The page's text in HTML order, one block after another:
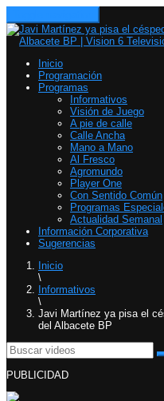
Inicio
Programación
Programas
Informativos
Visión de Juego
A pie de calle
Calle Ancha
Mano a Mano
Al Fresco
Agromundo
Player One
Con Sentido Común
Programas
Actualidad Semanal
Información Corporativa
Sugerencias
Inicio
\
Informativos
\
Javi Martínez ya pisa el
del Albacete BP
PUBLICIDAD